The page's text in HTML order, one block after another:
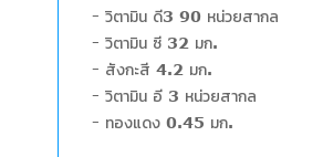
- วิตามิน ดี3 90 หน่วยสากล
- วิตามิน ซี 32 มก.
- สังกะสี 4.2 มก.
- วิตามิน อี 3 หน่วยสากล
- ทองแดง 0.45 มก.